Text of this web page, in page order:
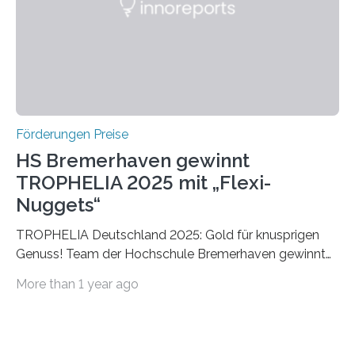
Foundation, des BIAL Award in Biomedicine ist in
Förderungen Preise
HS Bremerhaven gewinnt
TROPHELIA 2025 mit „Flexi-
Nuggets“
TROPHELIA Deutschland 2025: Gold für knusprigen
Genuss! Team der Hochschule Bremerhaven gewinnt
ECOTROPHELIAMit der Produktidee “Flexi-Nuggets”
More than 1 year ago